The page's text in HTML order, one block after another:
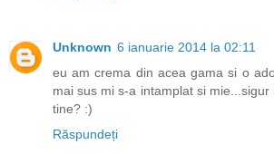
Unknown 6 ianuarie 2014 la 02:11
eu am crema din acea gama si o
mai sus mi s-a intamplat si
tine? :)
Răspundeți